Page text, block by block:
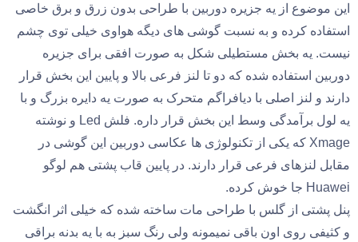
این موضوع از یه جزیره دوربین با طراحی بدون زرق و برق خاصی
استفاده کرده و به نسبت گوشی های دیگه هواوی خیلی توی چشم
نیست. یه بخش مستطیلی شکل به صورت افقی برای جزیره
دوربین استفاده شده که دو تا لنز فرعی بالا و پایین این بخش قرار
دارند و لنز اصلی با دیافراگم متحرک به صورت یه دایره بزرگ و با
یه لول برآمدگی وسط این بخش قرار داره. فلش Led و نوشته
Xmage که یکی از تکنولوژی ها عکاسی دوربین این گوشی در
مقابل لنزهای فرعی قرار دارند. در پایین قاب پشتی هم لوگو
Huawei جا خوش کرده.
پنل پشتی از گلس با طراحی مات ساخته شده که خیلی اثر انگشت
و کثیفی روی اون باقی نمیمونه ولی رنگ سبز به با یه بدنه براقی